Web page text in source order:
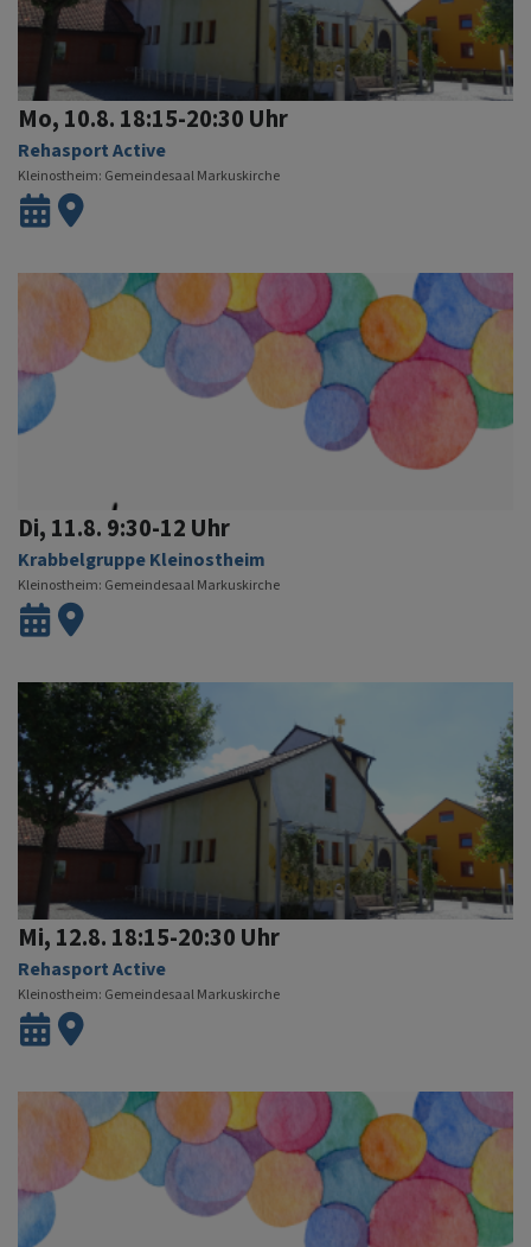
Mo, 10.8. 18:15-20:30 Uhr
Rehasport Active
Kleinostheim Gemeindesaal Markuskirche
Di, 11.8. 9:30-12 Uhr
Krabbelgruppe Kleinostheim
Kleinostheim Gemeindesaal Markuskirche
Mi, 12.8. 18:15-20:30 Uhr
Rehasport Active
Kleinostheim Gemeindesaal Markuskirche